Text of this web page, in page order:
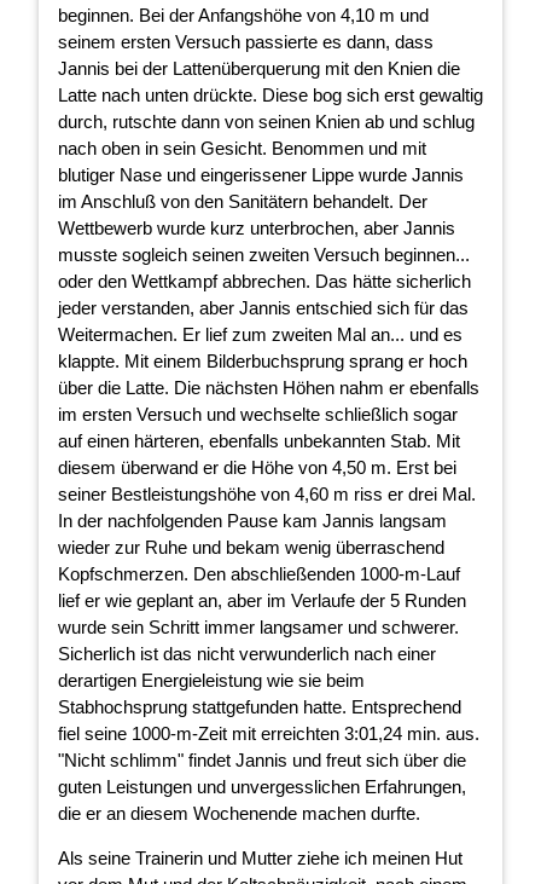
beginnen. Bei der Anfangshöhe von 4,10 m und
seinem ersten Versuch passierte es dann, dass
Jannis bei der Lattenüberquerung mit den Knien die
Latte nach unten drückte. Diese bog sich erst gewaltig
durch, rutschte dann von seinen Knien ab und schlug
nach oben in sein Gesicht. Benommen und mit
blutiger Nase und eingerissener Lippe wurde Jannis
im Anschluß von den Sanitätern behandelt. Der
Wettbewerb wurde kurz unterbrochen, aber Jannis
musste sogleich seinen zweiten Versuch beginnen...
oder den Wettkampf abbrechen. Das hätte sicherlich
jeder verstanden, aber Jannis entschied sich für das
Weitermachen. Er lief zum zweiten Mal an... und es
klappte. Mit einem Bilderbuchsprung sprang er hoch
über die Latte. Die nächsten Höhen nahm er ebenfalls
im ersten Versuch und wechselte schließlich sogar
auf einen härteren, ebenfalls unbekannten Stab. Mit
diesem überwand er die Höhe von 4,50 m. Erst bei
seiner Bestleistungshöhe von 4,60 m riss er drei Mal.
In der nachfolgenden Pause kam Jannis langsam
wieder zur Ruhe und bekam wenig überraschend
Kopfschmerzen. Den abschließenden 1000-m-Lauf
lief er wie geplant an, aber im Verlaufe der 5 Runden
wurde sein Schritt immer langsamer und schwerer.
Sicherlich ist das nicht verwunderlich nach einer
derartigen Energieleistung wie sie beim
Stabhochsprung stattgefunden hatte. Entsprechend
fiel seine 1000-m-Zeit mit erreichten 3:01,24 min. aus.
"Nicht schlimm" findet Jannis und freut sich über die
guten Leistungen und unvergesslichen Erfahrungen,
die er an diesem Wochenende machen durfte.
Als seine Trainerin und Mutter ziehe ich meinen Hut